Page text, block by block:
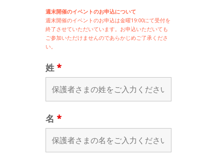
週末開催のイベントのお申込について
週末開催のイベントのお申込は金曜19:00にて受付を
終了させていただいています。お申込いただいても
ご参加いただけませんのであらかじめご了承くださ
い。
姓 *
名 *